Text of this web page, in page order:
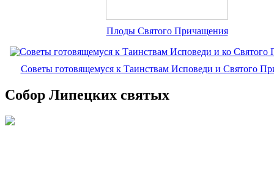
Плоды Святого Причащения
Советы готовящемуся к Таинствам Исповеди и Святого
Собор Липецких святых